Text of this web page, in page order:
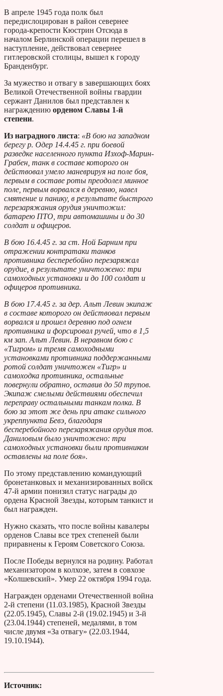
В апреле 1945 года полк был
передислоцирован в район севернее
города-крепости Кюстрин Отсюда в
началом Берлинской операции перешел в
наступление, действовал севернее
гитлеровской столицы, вышел к городу
Бранденбург.
За мужество и отвагу в завершающих боях
Великой Отечественной войны гвардии
сержант Данилов был представлен к
награждению орденом Славы 1-й
степени.
Из наградного листа: «В бою на западном
берегу р. Одер 14.4.45 г. при боевой
разведке населенного пункта Изхоф-Марин-
Грабен, танк в составе которого он
действовал умело маневрируя на поле боя,
первым в составе роты преодолел минное
поле, первым ворвался в деревню, навел
смятение и панику, в результате быстрого
перезаряжания орудия уничтожил:
батарею ПТО, три автомашины и до 30
солдат и офицеров.
В бою 16.4.45 г. за ст. Ной Барним при
отражении контратаки танков
противника бесперебойно перезаряжал
орудие, в результате уничтожено: три
самоходных установки и до 100 солдат и
офицеров противника.
В бою 17.4.45 г. за дер. Альт Левин экипаж
в составе которого он действовал первым
ворвался и прошел деревню под огнем
противника и форсировал ручей, что в 1,5
км зап. Альт Левин. В неравном бою с
«Тигром» и тремя самоходными
установками противника поддержанными
ротой солдат уничтожен «Тигр» и
самоходка противника, остальные
повернули обратно, оставив до 50 трупов.
Экипаж смелыми действиями обеспечил
переправу остальными танкам полка. В
бою за этот же день при атаке сильного
укреппункта Бевэ, благодаря
бесперебойного перезаряжания орудия тов.
Даниловым было уничтожено: три
самоходных установки были противником
оставлены на поле боя».
По этому представлению командующий
бронетанковых и механизированных войск
47-й армии понизил статус награды до
ордена Красной Звезды, которым танкист и
был награжден.
Нужно сказать, что после войны кавалеры
орденов Славы все трех степеней были
приравнены к Героям Советского Союза.
После Победы вернулся на родину. Работал
механизатором в колхозе, затем в совхозе
«Колшевский». Умер 22 октября 1994 года.
Награжден орденами Отечественной война
2-й степени (11.03.1985), Красной Звезды
(22.05.1945), Славы 2-й (19.02.1945) и 3-й
(23.04.1944) степеней, медалями, в том
числе двумя «За отвагу» (22.03.1944,
19.10.1944).
Источник: